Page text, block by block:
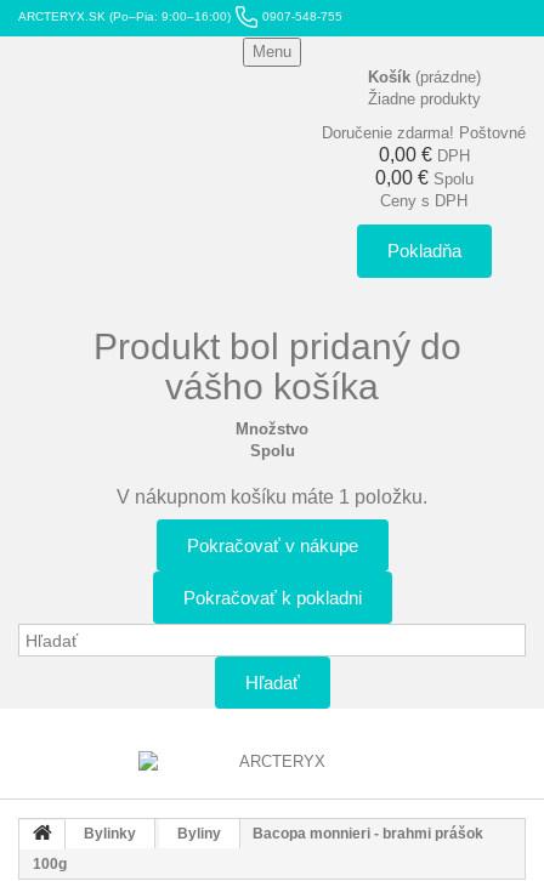
ARCTERYX.SK (Po–Pia: 9:00–16:00) 0907-548-755
Menu
Košík (prázdne)
Žiadne produkty
Doručenie zdarma! Poštovné
0,00 € DPH
0,00 € Spolu
Ceny s DPH
Pokladňa
Produkt bol pridaný do
vášho košíka
Množstvo
Spolu
V nákupnom košíku máte 1 položku.
Pokračovať v nákupe
Pokračovať k pokladni
Hľadať
Bylinky Byliny
Bacopa monnieri - brahmi prášok
100g